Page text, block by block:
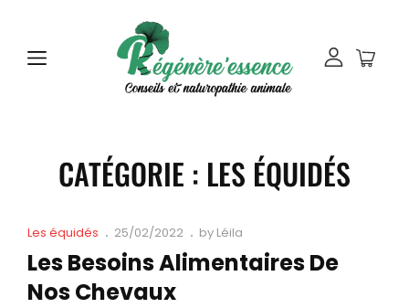
CATÉGORIE : LES ÉQUIDÉS
Cat
Links
Les équidés
Posted
on
25/02/2022 by Léila
Les Besoins Alimentaires De
Nos Chevaux